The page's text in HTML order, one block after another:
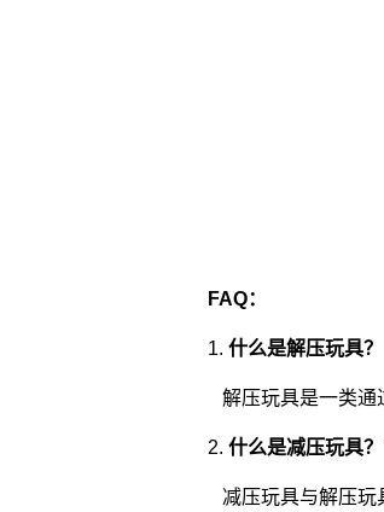
FAQ：
1. 什么是解压玩具？
解压玩具是一类通
2. 什么是减压玩具
减压玩具与解压玩